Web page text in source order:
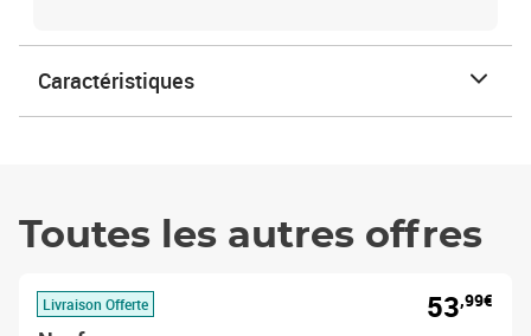
Caractéristiques
Toutes les autres offres
Livraison Offerte 53,99€